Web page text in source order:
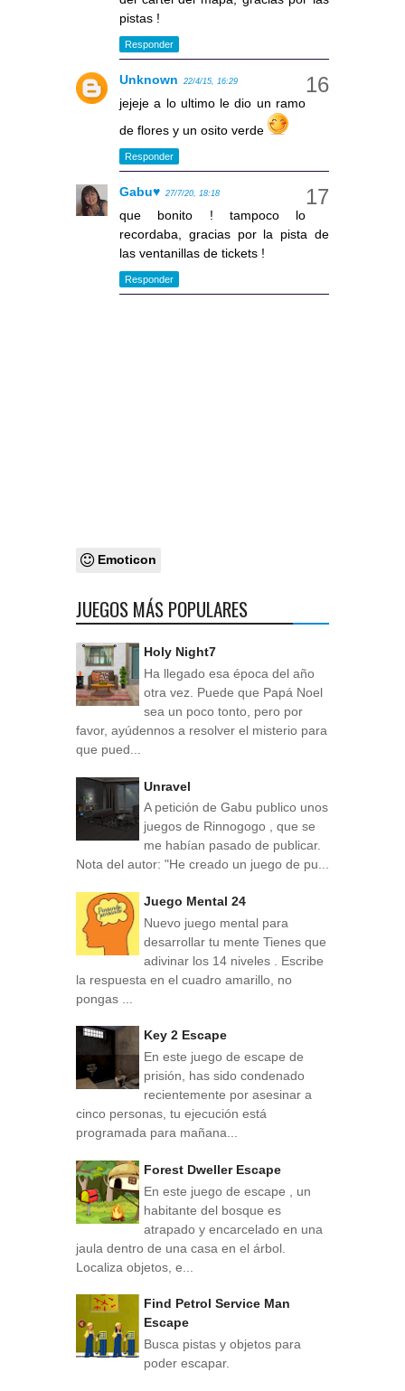
pistas !
Responder
Unknown 22/4/15, 16:29
jejeje a lo ultimo le dio un ramo
de flores y un osito verde
Responder
Gabu♥ 27/7/20, 18:18
que bonito ! tampoco lo
recordaba, gracias por la pista de
las ventanillas de tickets !
Responder
Emoticon
JUEGOS MÁS POPULARES
Holy Night7
Ha llegado esa época del año
otra vez. Puede que Papá Noel
sea un poco tonto, pero por
favor, ayúdennos a resolver el misterio para
que pued...
Unravel
A petición de Gabu publico unos
juegos de Rinnogogo , que se
me habían pasado de publicar.
Nota del autor: "He creado un juego de pu...
Juego Mental 24
Nuevo juego mental para
desarrollar tu mente Tienes que
adivinar los 14 niveles . Escribe
la respuesta en el cuadro amarillo, no
pongas ...
Key 2 Escape
En este juego de escape de
prisión, has sido condenado
recientemente por asesinar a
cinco personas, tu ejecución está
programada para mañana...
Forest Dweller Escape
En este juego de escape , un
habitante del bosque es
atrapado y encarcelado en una
jaula dentro de una casa en el árbol.
Localiza objetos, e...
Find Petrol Service Man
Escape
Busca pistas y objetos para
poder escapar.